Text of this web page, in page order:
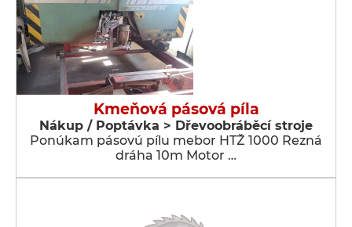
Kmeňová pásová píla
Nákup / Poptávka > Dřevoobráběcí stroje
Ponúkam pásovú pílu mebor HTŽ 1000 Rezná
dráha 10m Motor …